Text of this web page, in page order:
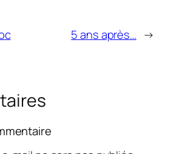
5 ans après… →